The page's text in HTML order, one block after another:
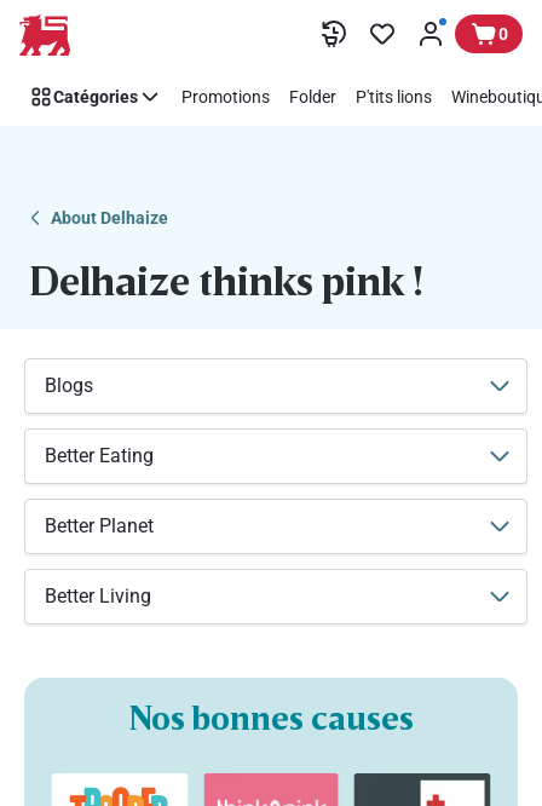
Passer
Soutenez
facilement
Pink
0
Catégories Promotions Folder P'tits lions
About Delhaize
Delhaize thinks pink !
Blogs
Better Eating
Better Planet
Better Living
Nos bonnes causes